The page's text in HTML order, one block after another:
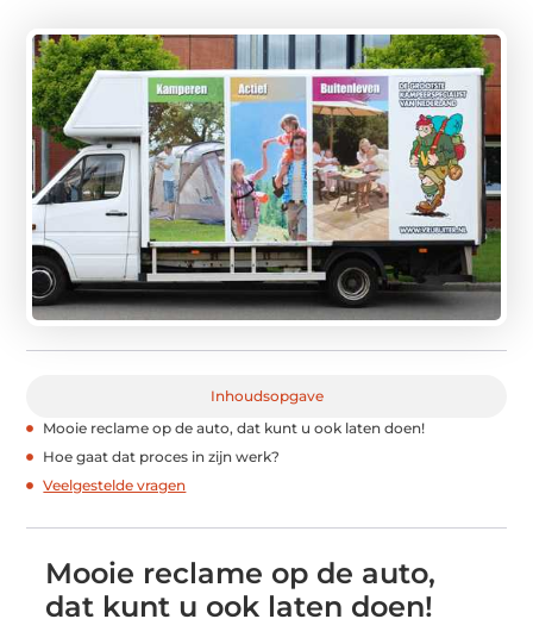
Inhoudsopgave
Mooie reclame op de auto, dat kunt u ook laten doen!
Hoe gaat dat proces in zijn werk?
Veelgestelde vragen
Mooie reclame op de auto,
dat kunt u ook laten doen!